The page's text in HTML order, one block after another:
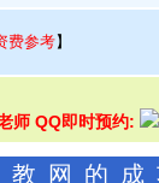
费参考】
师 QQ即时预约:
网的成